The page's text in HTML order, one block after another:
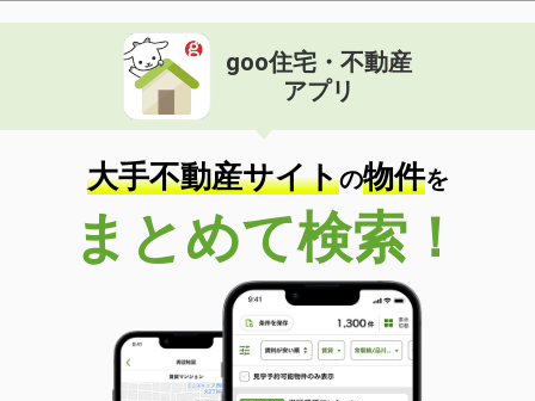
goo住宅・不動産
アプリ
大手不動産サイトの物件を
まとめて検索！